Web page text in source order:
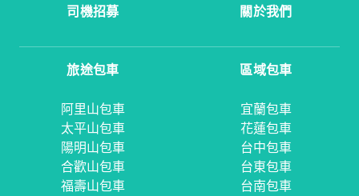
司機招募
關於我們
旅途包車
阿里山包車
太平山包車
陽明山包車
合歡山包車
福壽山包車
區域包車
宜蘭包車
花蓮包車
台中包車
台東包車
台南包車